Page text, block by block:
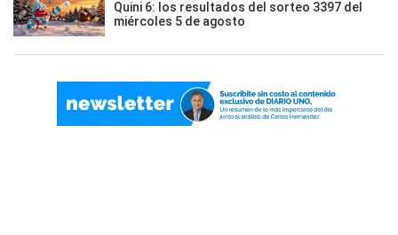
Quini 6: los resultados del sorteo 3397 del
miércoles 5 de agosto